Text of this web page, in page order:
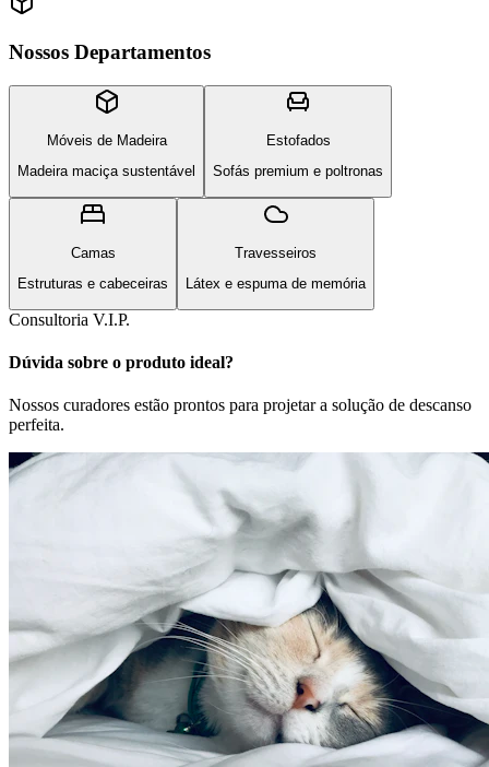
Nossos Departamentos
Móveis de Madeira
Madeira maciça sustentável
Estofados
Sofás premium e poltronas
Camas
Estruturas e cabeceiras
Travesseiros
Látex e espuma de memória
Consultoria V.I.P.
Dúvida sobre o produto ideal?
Nossos curadores estão prontos para projetar a solução de descanso
perfeita.